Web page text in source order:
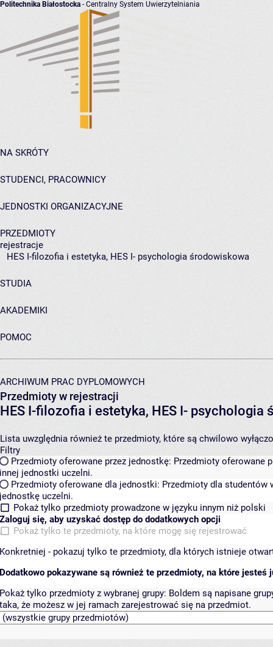
Politechnika Białostocka - Centralny System Uwierzytelniania
NA SKRÓTY
STUDENCI, PRACOWNICY
JEDNOSTKI ORGANIZACYJNE
PRZEDMIOTY
rejestracje
HES I-filozofia i estetyka, HES I- psychologia środowiskowa
STUDIA
AKADEMIKI
POMOC
ARCHIWUM PRAC DYPLOMOWYCH
Przedmioty w rejestracji
HES I-filozofia i estetyka, HES I-
Lista uwzględnia również te przedmioty, które są chwilowo
Filtry
Przedmioty oferowane przez jednostkę: Przedmioty oferowane
innej jednostki uczelni.
Przedmioty oferowane dla jednostki: Przedmioty dla studentów
jednostkę uczelni.
Pokaż tylko przedmioty prowadzone w języku innym niż polski
Zaloguj się, aby uzyskać dostęp do dodatkowych opcji
Pokaż tylko te przedmioty, na które mogę się rejestrować
Konkretniej - pokazuj tylko te przedmioty, dla których istnieje
Dodatkowo pokazywane są również te przedmioty, na które jesteś
Pokaż tylko przedmioty z wybranej grupy: Boldem są napisane
taka, że możesz w jej ramach zarejestrować się na przedmiot.